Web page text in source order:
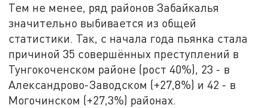
Тем не менее, ряд районов Забайкалья
значительно выбивается из общей
статистики. Так, с начала года пьянка стала
причиной 35 совершённых преступлений в
Тунгокоченском районе (рост 40%), 23 - в
Александрово-Заводском (+27,8%) и 42 - в
Могочинском (+27,3%) районах.